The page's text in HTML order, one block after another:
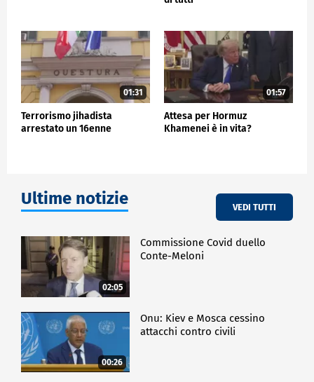
01:31
Terrorismo jihadista
arrestato un 16enne
01:57
Attesa per Hormuz
Khamenei è in vita?
Ultime notizie VEDI TUTTI
02:05
Commissione Covid duello
Conte-Meloni
00:26
Onu: Kiev e Mosca cessino
attacchi contro civili